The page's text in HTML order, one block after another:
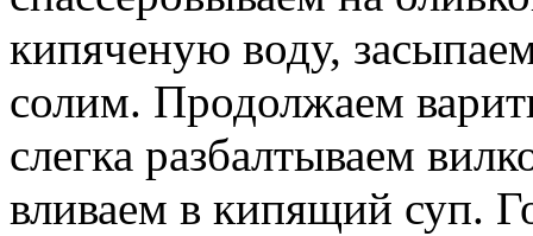
кипяченую воду,
солим. Продолжаем
слегка разбалтываем
вливаем в кипящий суп.